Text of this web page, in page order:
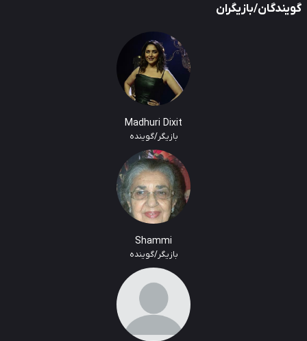
بازیگران
Madhuri Dixit
بازیگر/گوینده
Shammi
بازیگر/گوینده